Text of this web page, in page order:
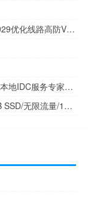
小黑云数据：美国洛杉矶三网回程联通AS9929优化线路高防VPS，33元/月起，美国原生IP、单机防御1TB
亿胜云（www.hkxen.com）专业测评：恩施本地IDC服务专家，武陵山区企业上云首选
Hostiger土耳其VPS优惠25%：1核1G/30GB SSD/无限流量/1Gbps/5.99美元/月起